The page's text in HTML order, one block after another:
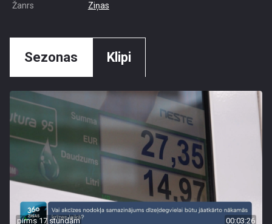
Žanrs Ziņas
Sezonas Klipi
pirms 17 stundām 00:03:26